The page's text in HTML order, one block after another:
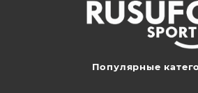
Популярные